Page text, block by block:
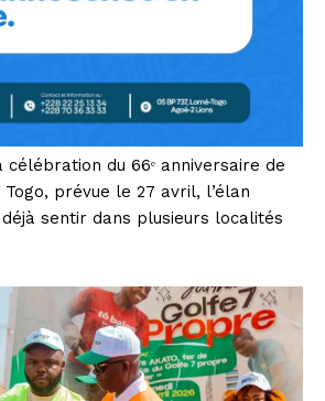
célébration du 66ᵉ anniversaire de
Togo, prévue le 27 avril, l’élan
sentir dans plusieurs localités